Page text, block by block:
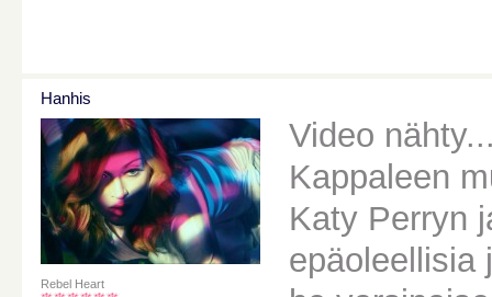
Hanhis
Rebel Heart
Video
Kappaleen
Katy Perryn
epäoleellisia